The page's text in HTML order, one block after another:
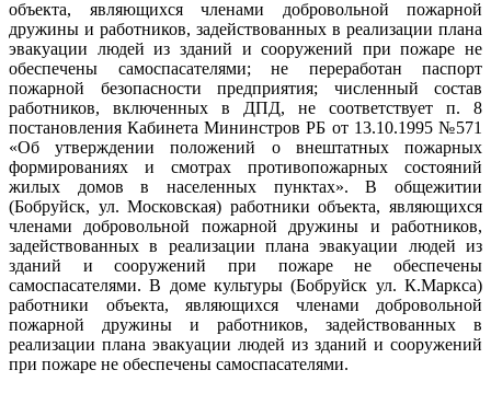
объекта, являющихся членами добровольной пожарной
дружины и работников, задействованных в реализации плана
эвакуации людей из зданий и сооружений при пожаре не
обеспечены самоспасателями; не переработан паспорт
пожарной безопасности предприятия; численный состав
работников, включенных в ДПД, не соответствует п. 8
постановления Кабинета Мининстров РБ от 13.10.1995 №571
«Об утверждении положений о внештатных пожарных
формированиях и смотрах противопожарных состояний
жилых домов в населенных пунктах». В общежитии
(Бобруйск, ул. Московская) работники объекта, являющихся
членами добровольной пожарной дружины и работников,
задействованных в реализации плана эвакуации людей из
зданий и сооружений при пожаре не обеспечены
самоспасателями. В доме культуры (Бобруйск ул. К.Маркса)
работники объекта, являющихся членами добровольной
пожарной дружины и работников, задействованных в
реализации плана эвакуации людей из зданий и сооружений
при пожаре не обеспечены самоспасателями.